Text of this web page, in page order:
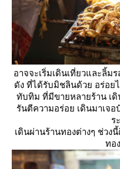
อาจจะเริ่มเดินเที่ยวและลิ้ม
ดัง ที่ได้รับมิชลินด้วย อร่อย
ทับทิม ที่มีขายหลายร้าน เดิ
รันตีความอร่อย เดินมาเจ
ร
เดินผ่านร้านทองต่างๆ ช่ว
ทอ